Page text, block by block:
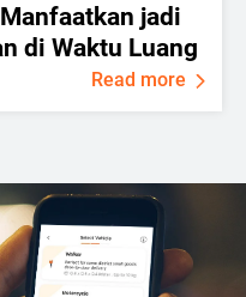
jadi
di Waktu Luang
Read more